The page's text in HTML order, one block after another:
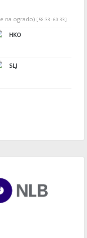
na ogrado) [ 58:33 - 60:33 ]
HKO
SLJ